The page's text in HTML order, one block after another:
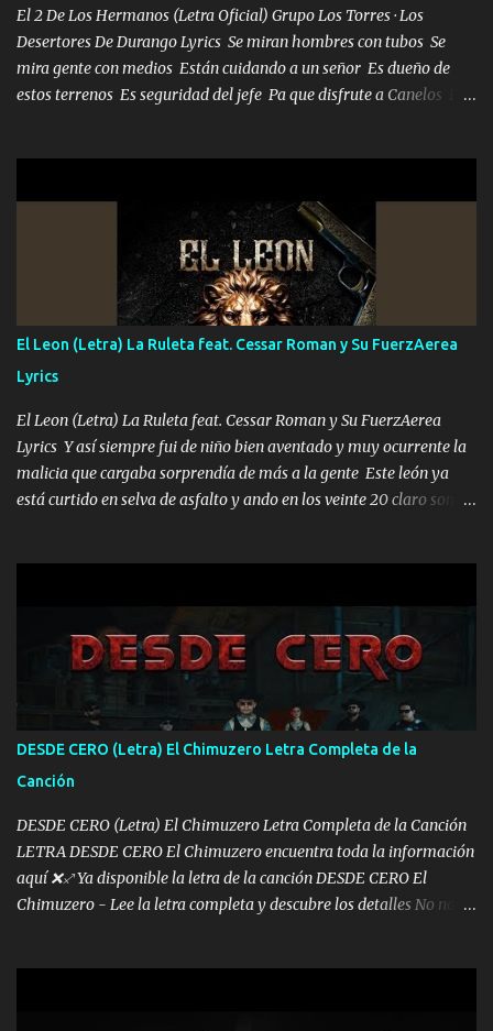
El 2 De Los Hermanos (Letra Oficial) Grupo Los Torres · Los
Desertores De Durango Lyrics Se miran hombres con tubos Se
mira gente con medios Están cuidando a un señor Es dueño de
estos terrenos Es seguridad del jefe Pa que disfrute a Canelos Es
ni tampoco las mujeres porque es platica de grandes por eso hay
que estar alegres doy las instrucciones para atender los deberes
Música Si es que salta algún problema de confianza tengo gente
ahí está el Hombre Cuarenta y también Pariente 7 arreglan
cualquier problema no más es cuestión que ordené NOS HACE
FALTA UN HERMANO DE CLAVE ERA EL 24 SIEMPRE FUE UN
HOMBRE VALIENTE POR ALGO M'URIÓ PELEAND0 SIEMPRE
VIO POR LA FAMILIA PARA QUE SIGA EL LEGADO Es el DOS de
los HERMANOS un cerebro inteligente y com...
El Leon (Letra) La Ruleta feat. Cessar Roman y Su FuerzAerea
Lyrics
El Leon (Letra) La Ruleta feat. Cessar Roman y Su FuerzAerea
Lyrics Y así siempre fui de niño bien aventado y muy ocurrente la
malicia que cargaba sorprendía de más a la gente Este león ya
está curtido en selva de asfalto y ando en los veinte 20 claro son
pa más pues hay charola les voy a dar hasta topar pues no hay de
otra Música Surcando bien mi camino voy por mi línea no veo a
los lados aquel que no corre vuela no se me duerm voy chicoteado
Ya pasé varias hazañas ya tienen rato que me agarran el colmillo
de este León los estatales no sé esperaron Al tiro esta la PrimiZa
también la nueve que cargo al lado doy la mano al que su amigo y
al traicionero damos pa abajo Y No me paran aquí hay pa más
pues hay charola les voy a dar hasta topar pues no hay de otra...
DESDE CERO (Letra) El Chimuzero Letra Completa de la
Canción
DESDE CERO (Letra) El Chimuzero Letra Completa de la Canción
LETRA DESDE CERO El Chimuzero encuentra toda la información
aquí ❌♐ Ya disponible la letra de la canción DESDE CERO El
Chimuzero - Lee la letra completa y descubre los detalles No nací